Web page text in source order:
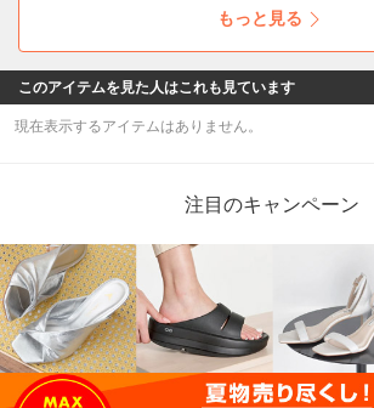
もっと見る
このアイテムを見た人はこれも見ています
現在表示するアイテムはありません。
注目のキャンペーン